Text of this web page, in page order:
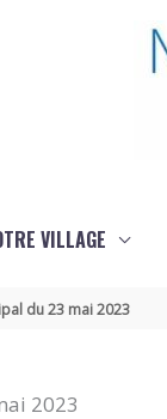
VILLAGE
du 23 mai 2023
2023